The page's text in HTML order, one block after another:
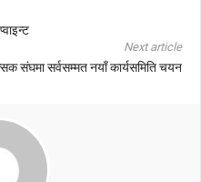
Next article
संघमा सर्वसम्मत नयाँ कार्यसमिति चयन